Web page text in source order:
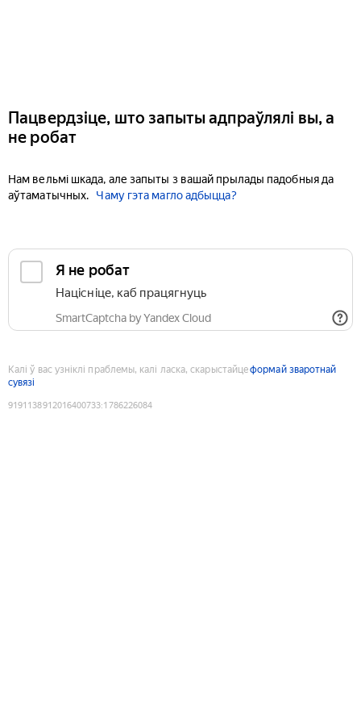
Пацвердзіце, што запыты адпраўлялі вы, а
не робат
Нам вельмі шкада, але запыты з вашай прылады падобныя да
аўтаматычных.
Чаму гэта магло адбыцца?
Я не робат
Націсніце, каб працягнуць
SmartCaptcha by Yandex Cloud
Калі ў вас узніклі праблемы, калі ласка, скарыстайцеформай зваротнай
сувязі
9191138912016400733:1786226084